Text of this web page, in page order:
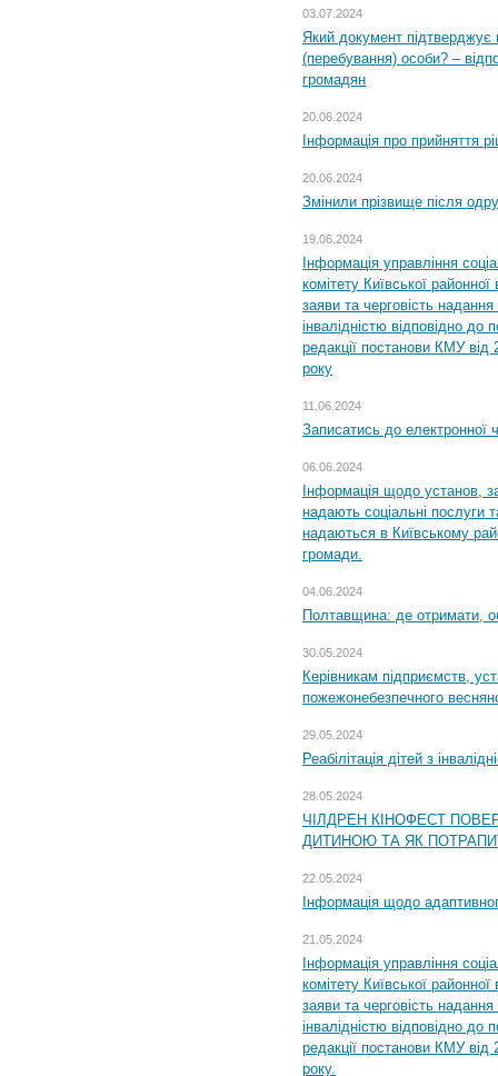
03.07.2024
Який документ підтверджує
(перебування) особи? –
громадян
20.06.2024
Інформація про прийняття
20.06.2024
Змінили прізвище після
19.06.2024
Інформація управління
комітету Київської
заяви та черговість надання
інвалідністю відповідно
редакції постанови КМУ
року
11.06.2024
Записатись до електронної
06.06.2024
Інформація щодо установ,
надають соціальні послуги
надаються в Київському
громади.
04.06.2024
Полтавщина: де отримати,
30.05.2024
Керівникам підприємств,
пожежонебезпечного
29.05.2024
Реабілітація дітей з
28.05.2024
ЧІЛДРЕН КІНОФЕСТ
ДИТИНОЮ ТА ЯК
22.05.2024
Інформація щодо
21.05.2024
Інформація управління
комітету Київської
заяви та черговість надання
інвалідністю відповідно
редакції постанови КМУ від
року.